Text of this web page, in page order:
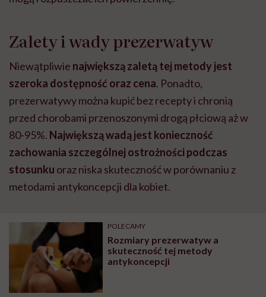
Zalety i wady prezerwatyw
Niewątpliwie największą zaletą tej metody jest
szeroka dostępność oraz cena. Ponadto,
prezerwatywy można kupić bez recepty i chronią
przed chorobami przenoszonymi drogą płciową aż w
80-95%. Największą wadą jest konieczność
zachowania szczególnej ostrożności podczas
stosunku oraz niska skuteczność w porównaniu z
metodami antykoncepcji dla kobiet.
POLECAMY
Rozmiary prezerwatyw a
skuteczność tej metody
antykoncepcji